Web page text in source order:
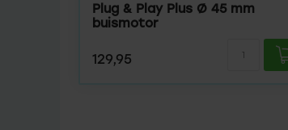
Plug & Play Plus Ø 45 mm
buismotor
129,95